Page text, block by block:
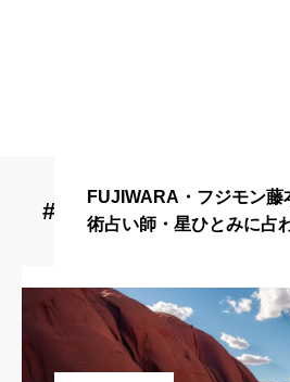
#天星術・大陸に関す
FUJIWARA・フジモン藤
術占い師・星ひとみに占